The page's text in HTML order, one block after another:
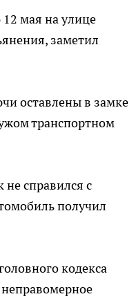
мая на улице
заметил
оставлены в замке
транспортном
не справился с
получил
кодекса
неправомерное